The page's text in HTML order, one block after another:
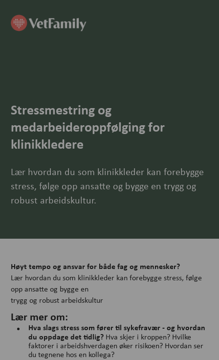
Stressmestring og
medarbeideroppfølging for
klinikkledere
Lær hvordan du som klinikkleder kan forebygge
stress, følge opp ansatte og bygge en trygg og
robust arbeidskultur.
Høyt tempo og ansvar for både fag og mennesker?
Lær hvordan du som klinikkleder kan forebygge stress, følge
opp ansatte og bygge en
trygg og robust arbeidskultur
Lær mer om:
Hva slags stress som fører til sykefravær - og hvordan
du oppdage det tidlig? Hva skjer i kroppen? Hvilke
faktorer i arbeidshverdagen øker risikoen? Hvordan ser
du tegnene hos en kollega?